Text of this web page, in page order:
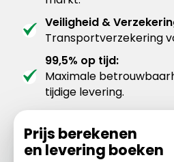
Veiligheid &
Transportverzekering
99,5% op tijd:
Maximale
tijdige levering.
Prijs berekenen
en levering boeken